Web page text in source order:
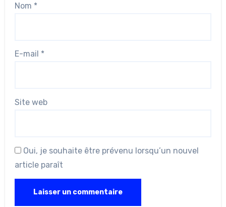
Nom *
E-mail *
Site web
Oui, je souhaite être prévenu lorsqu’un nouvel
article paraît